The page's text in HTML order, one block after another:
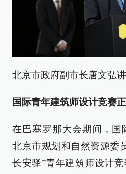
北京市政府副市长唐文弘
国际青年建筑师设计竞赛
在巴塞罗那大会期间，国
北京市规划和自然资源委
长安驿”青年建筑师设计